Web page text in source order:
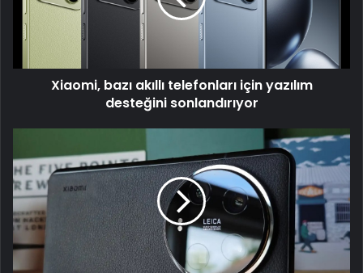
yazılım
desteğini
Xiaomi, bazı akıllı telefonları için yazılım
desteğini sonlandırıyor
Ultra,
Geekbench'te
ortaya
çıktı:
özellikleri